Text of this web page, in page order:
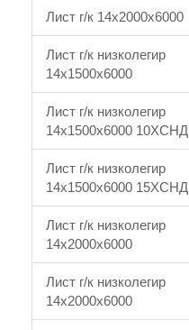
Лист г/к 14x2000x6000
Лист г/к низколегир
14x1500x6000
Лист г/к низколегир
14x1500x6000 10ХСНД
Лист г/к низколегир
14x1500x6000 15ХСНД
Лист г/к низколегир
14x2000x6000
Лист г/к низколегир
14x2000x6000